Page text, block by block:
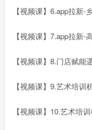
【视频课】6.app拉新-
【视频课】7.app拉新-
【视频课】8.门店赋能
【视频课】9.艺术培训
【视频课】10.艺术培